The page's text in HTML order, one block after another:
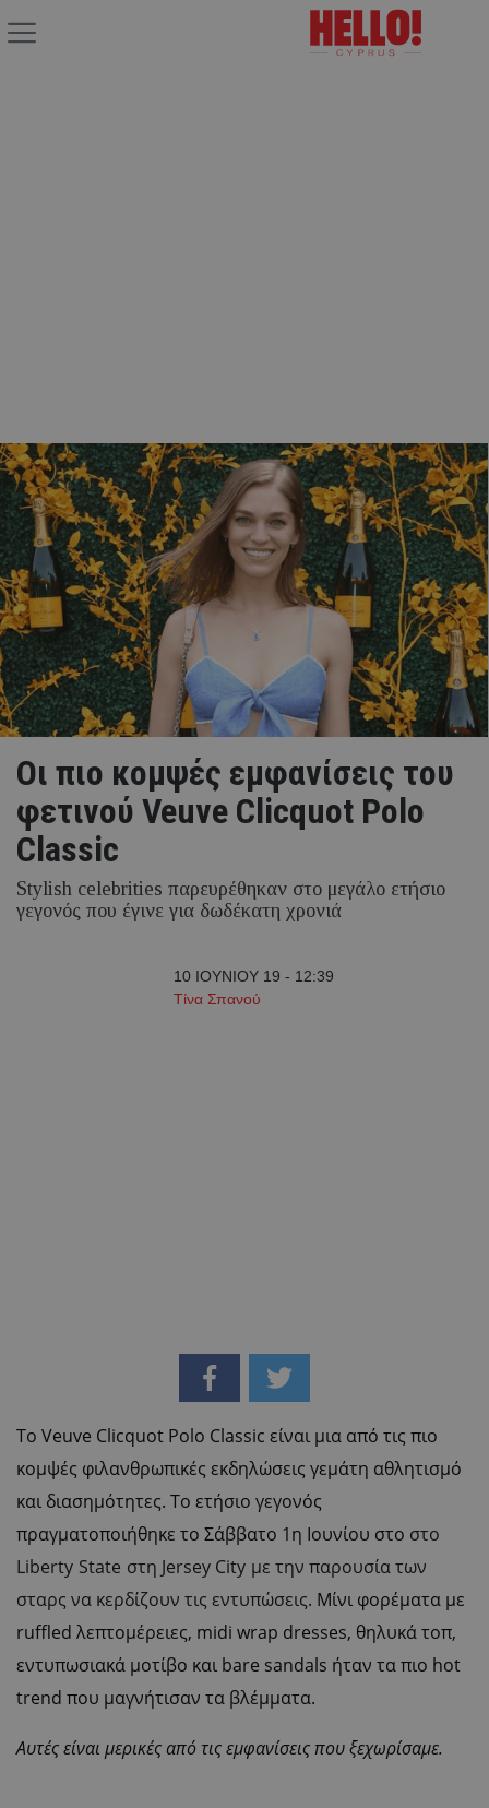
Οι πιο κομψές εμφανίσεις του
φετινού Veuve Clicquot Polo
Classic
Stylish celebrities παρευρέθηκαν στο μεγάλο ετήσιο
γεγονός που έγινε για δωδέκατη χρονιά
10 ΙΟΥΝΙΟΥ 19 - 12:39
Tίνα Σπανού
Το Veuve Clicquot Polo Classic είναι μια από τις πιο
κομψές φιλανθρωπικές εκδηλώσεις γεμάτη αθλητισμό
και διασημότητες. Το ετήσιο γεγονός
πραγματοποιήθηκε το Σάββατο 1η Ιουνίου στο στο
Liberty State στη Jersey City με την παρουσία των
σταρς να κερδίζουν τις εντυπώσεις. Μίνι φορέματα με
ruffled λεπτομέρειες, midi wrap dresses, θηλυκά τοπ,
εντυπωσιακά μοτίβο και bare sandals ήταν τα πιο hot
trend που μαγνήτισαν τα βλέμματα.
Αυτές είναι μερικές από τις εμφανίσεις που ξεχωρίσαμε.